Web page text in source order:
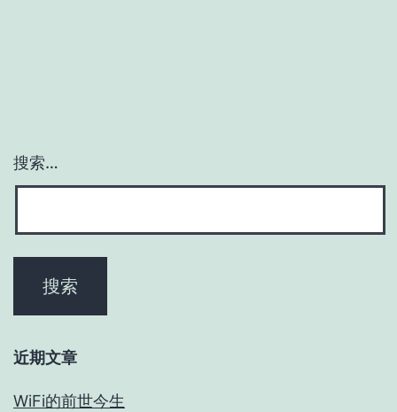
搜索…
近期文章
WiFi的前世今生